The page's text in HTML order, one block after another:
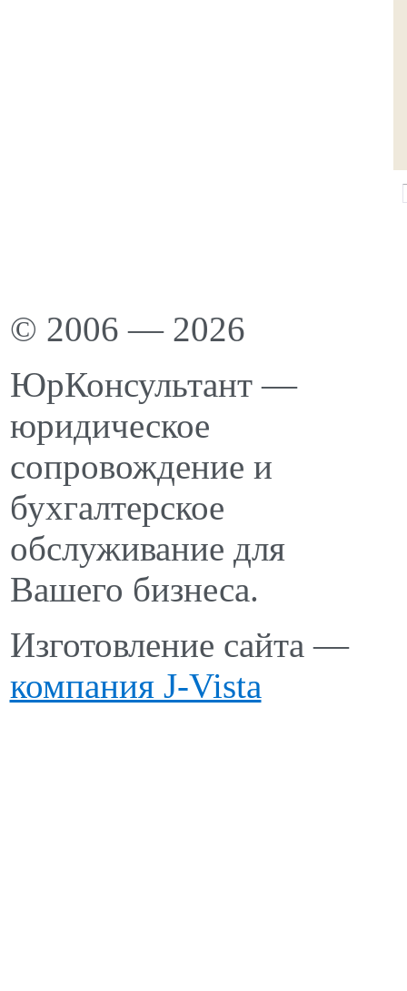
© 2006 — 2026
ЮрКонсультант —
юридическое
сопровождение и
бухгалтерское
обслуживание для
Вашего бизнеса.
Изготовление сайта —
компания J-Vista